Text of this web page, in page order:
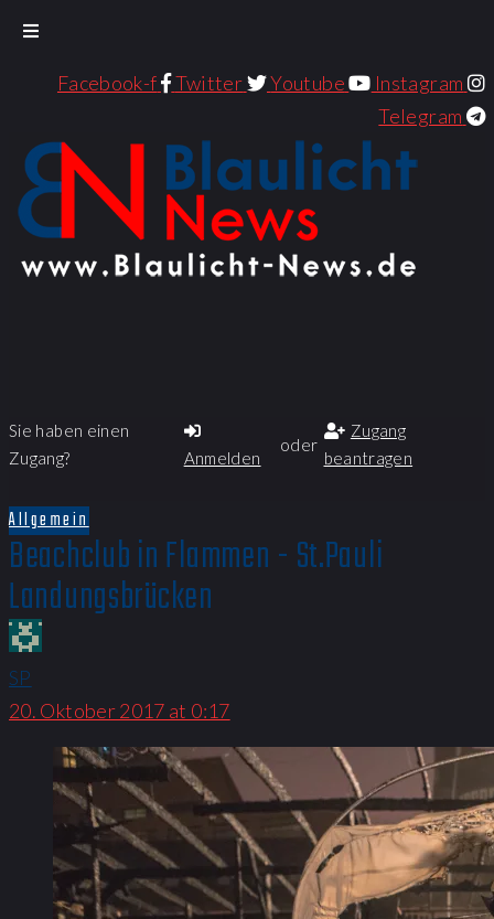
Facebook-f Twitter Youtube
Instagram
Telegram
Sie haben einen
Zugang?
Anmelden
oder
Zugang
beantragen
Allgemein
Beachclub in Flammen - St.Pauli
Landungsbrücken
SP
20. Oktober 2017 at 0:17